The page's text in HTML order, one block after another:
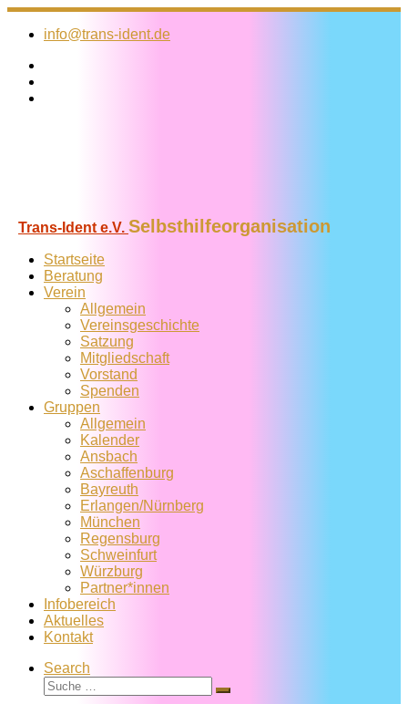
Zum
Inhalt
info@trans-ident.de
Trans-Ident e.V. Selbsthilfeorganisation
Startseite
Beratung
Verein
Allgemein
Vereins­geschichte
Satzung
Mitglied­schaft
Vorstand
Spenden
Gruppen
Allgemein
Kalender
Ansbach
Aschaffenburg
Bayreuth
Erlangen/Nürnberg
München
Regensburg
Schweinfurt
Würzburg
Partner*innen
Infobereich
Aktuelles
Kontakt
Search
Suche
Suche